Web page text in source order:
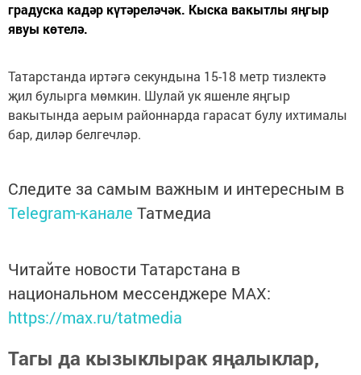
градуска кадәр күтәреләчәк. Кыска вакытлы яңгыр
явуы көтелә.
Татарстанда иртәгә секундына 15-18 метр тизлектә
җил булырга мөмкин. Шулай ук яшенле яңгыр
вакытында аерым районнарда гарасат булу ихтималы
бар, диләр белгечләр.
Следите за самым важным и интересным в
Telegram-канале Татмедиа
Читайте новости Татарстана в
национальном мессенджере MАХ:
https://max.ru/tatmedia
Тагы да кызыклырак яңалыклар,